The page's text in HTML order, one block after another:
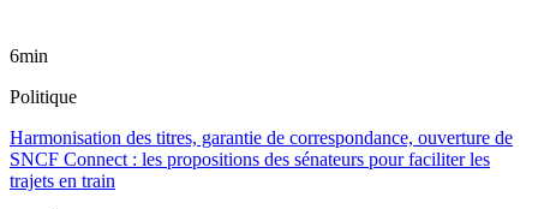
6min
Politique
Harmonisation des titres, garantie de correspondance, ouverture de
SNCF Connect : les propositions des sénateurs pour faciliter les
trajets en train